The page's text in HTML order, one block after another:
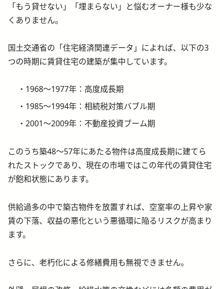
「もう貸せない」「埋まらない」と悩むオーナー様も少な
くありません。
国土交通省の「住宅経済関連データ」によれば、以下の3
つの時期に賃貸住宅の建築が集中しています。
1968〜1977年：高度成長期
1985〜1994年：相続税対策バブル期
2001〜2009年：不動産投資ブーム期
このうち築48〜57年にあたる物件は高度成長期に建てら
れたストックであり、現在の市場ではこの年代の賃貸住宅
が飽和状態にあります。
供給過多の中で築古物件を放置すれば、空室率の上昇や家
賃の下落、収益の悪化という悪循環に陥るリスクが高まり
ます。
さらに、老朽化による修繕費用も無視できません。